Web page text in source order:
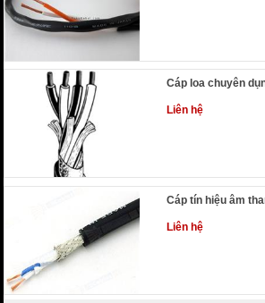
Cáp loa chuyên
Liên hệ
Cáp tín hiệu âm
Liên hệ